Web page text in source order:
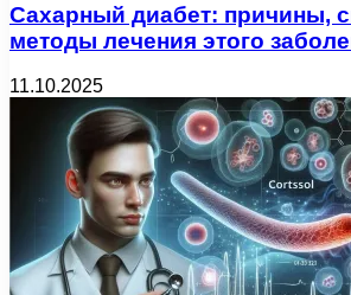
Сахарный диабет: причины,
методы лечения этого
11.10.2025